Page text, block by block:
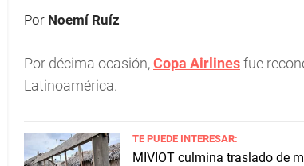
Por Noemí Ruíz
Por décima ocasión,Copa Airlinesfue
Latinoamérica.
TE PUEDE INTERESAR:
MIVIOT culmina traslado de